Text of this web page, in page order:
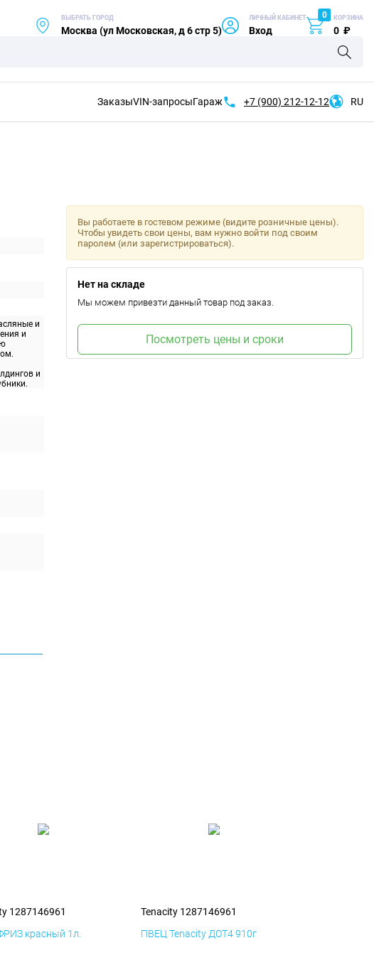
ВЫБРАТЬ ГОРОД
Москва (ул Московская, д 6 стр 5)
ЛИЧНЫЙ КАБИНЕТ
Вход
0 КОРЗИНА
0 ₽
ЗаказыVIN-запросыГараж +7 (900) 212-12-12 RU
и
и
и
Вы работаете в гостевом режиме (видите розничные цены).
Чтобы увидеть свои цены, вам нужно войти под своим
паролем (или зарегистрироваться).
Нет на складе
Мы можем привезти данный товар под заказ.
Посмотреть цены и сроки
1287146961
красный 1л.
Tenacity 1287146961
ПВЕЦ Tenacity ДОТ4 910г